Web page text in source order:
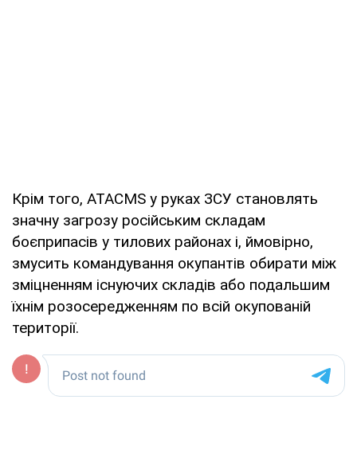
Крім того, ATACMS у руках ЗСУ становлять
значну загрозу російським складам
боєприпасів у тилових районах і, ймовірно,
змусить командування окупантів обирати між
зміцненням існуючих складів або подальшим
їхнім розосередженням по всій окупованій
території.